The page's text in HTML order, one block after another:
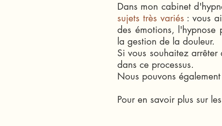
Dans mon cabinet
sujets très variés : vous
des émotions, l'hypnose
la gestion de la douleur.
Si vous souhaitez
dans ce processus.
Nous pouvons
Pour en savoir plus sur